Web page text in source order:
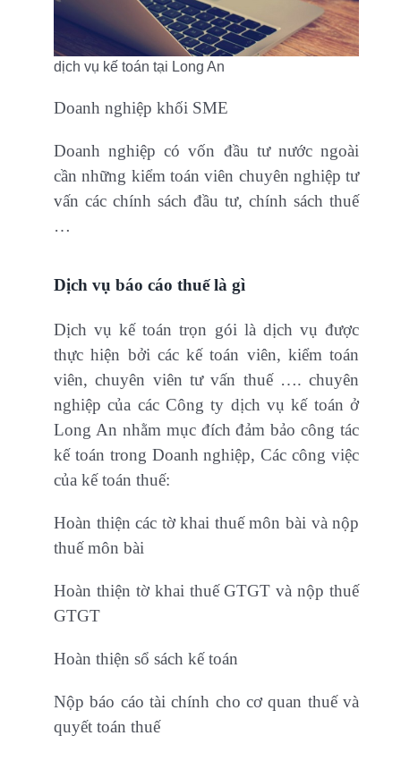
dịch vụ kế toán tại Long An
Doanh nghiệp khối SME
Doanh nghiệp có vốn đầu tư nước ngoài
cần những kiểm toán viên chuyên nghiệp tư
vấn các chính sách đầu tư, chính sách thuế
…
Dịch vụ báo cáo thuế là gì
Dịch vụ kế toán trọn gói là dịch vụ được
thực hiện bởi các kế toán viên, kiểm toán
viên, chuyên viên tư vấn thuế …. chuyên
nghiệp của các Công ty dịch vụ kế toán ở
Long An nhằm mục đích đảm bảo công tác
kế toán trong Doanh nghiệp, Các công việc
của kế toán thuế:
Hoàn thiện các tờ khai thuế môn bài và nộp
thuế môn bài
Hoàn thiện tờ khai thuế GTGT và nộp thuế
GTGT
Hoàn thiện sổ sách kế toán
Nộp báo cáo tài chính cho cơ quan thuế và
quyết toán thuế